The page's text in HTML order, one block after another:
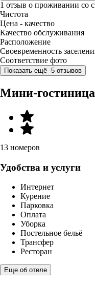
1 отзыв о проживании со
Чистота
Цена - качество
Качество обслуживания
Расположение
Своевременность
Соответствие фото
Показать ещё -5 отзывов
Мини-
13 номеров
Удобства и услуги
Интернет
Курение
Парковка
Оплата
Уборка
Постельное бельё
Трансфер
Ресторан
Еще об отеле